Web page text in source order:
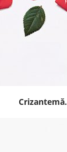
Crizantemă.